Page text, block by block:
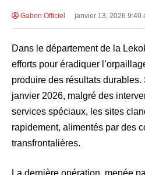
Gabon Officiel janvier 13, 2026 9:40
Dans le département de la
efforts pour éradiquer
produire des résultats durables.
janvier 2026, malgré des
services spéciaux, les sites
rapidement, alimentés par des
transfrontalières.